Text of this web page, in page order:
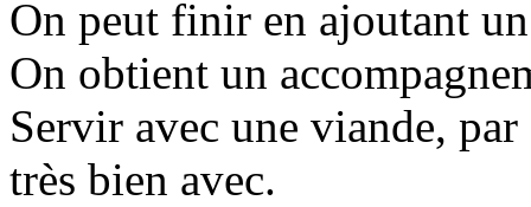
On peut finir en ajoutant
On obtient un
Servir avec une viande,
très bien avec.